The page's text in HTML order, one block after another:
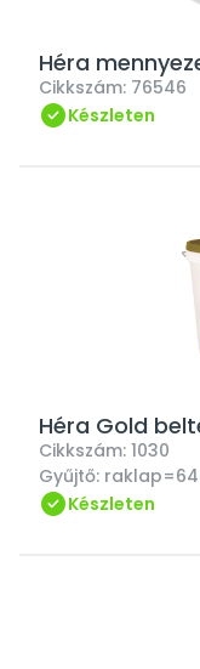
Héra
Cikkszám: 76546
Készleten
Héra Gold
Cikkszám: 1030
Gyűjtő:
Készleten